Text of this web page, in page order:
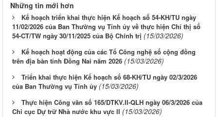
Những tin mới hơn
Kế hoạch triển khai thực hiện Kế hoạch số 54-KH/TU ngày
11/02/2026 của Ban Thường vụ Tỉnh ủy về thực hiện Chỉ thị số
54-CT/TW ngày 30/11/2025 của Bộ Chính trị (15/03/2026)
Kế hoạch hoạt động của các Tổ Công nghệ số cộng đồng
trên địa bàn tỉnh Đồng Nai năm 2026 (15/03/2026)
Triển khai thực hiện Kế hoạch số 68-KH/TU ngày 02/3/2026
của Ban Thường vụ Tỉnh ủy (15/03/2026)
Thực hiện Công văn số 165/DTKV.II-QLH ngày 06/3/2026 của
Chi cục Dự trữ Nhà nước khu vực II (15/03/2026)